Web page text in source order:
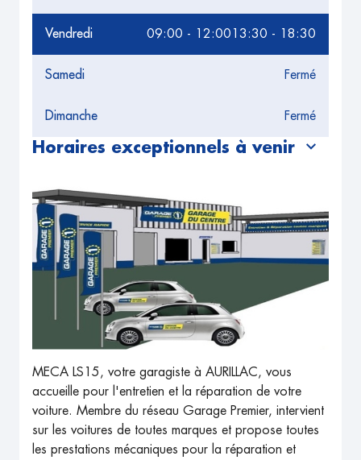
Vendredi 09:00 - 12:00 13:30 - 18:30
Samedi Fermé
Dimanche Fermé
Horaires exceptionnels à venir
MECA LS15, votre garagiste à AURILLAC, vous
accueille pour l'entretien et la réparation de votre
voiture. Membre du réseau Garage Premier, intervient
sur les voitures de toutes marques et propose toutes
les prestations mécaniques pour la réparation et